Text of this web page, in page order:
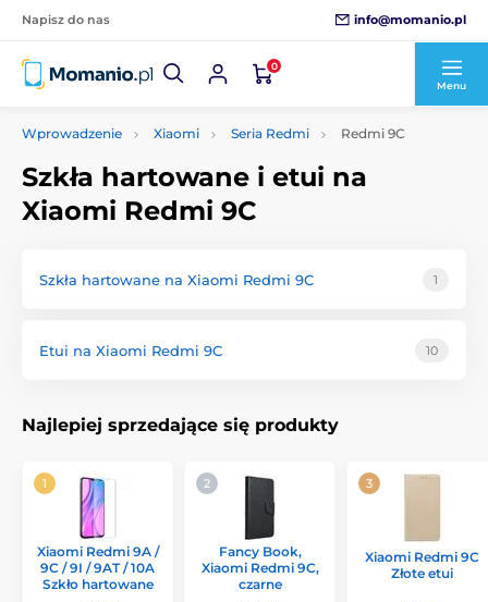
Napisz do nas info@momanio.pl
0
Menu
Wprowadzenie Xiaomi Seria Redmi Redmi 9C
Szkła hartowane i etui na
Xiaomi Redmi 9C
Szkła hartowane na Xiaomi Redmi 9C 1
Etui na Xiaomi Redmi 9C 10
Najlepiej sprzedające się produkty
Xiaomi Redmi 9A /
9C / 9I / 9AT / 10A
Szkło hartowane
Fancy Book,
Xiaomi Redmi 9C,
czarne
Xiaomi Redmi 9C
Złote etui